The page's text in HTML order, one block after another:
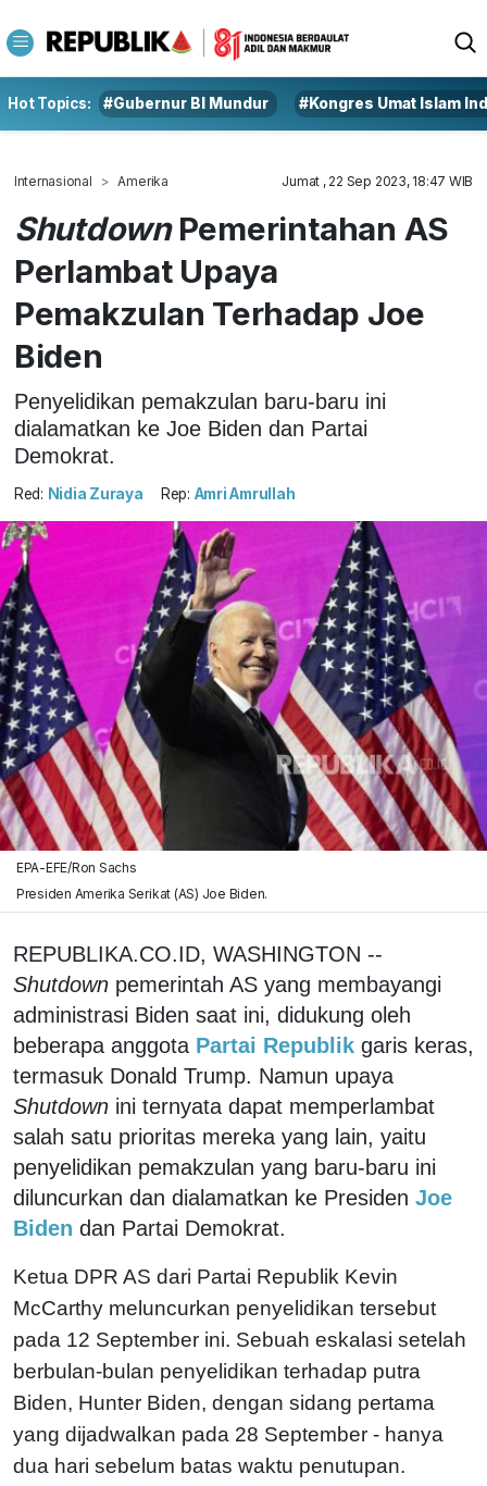
Hot Topics: #Gubernur BI Mundur #Kongres Umat Islam
Internasional Amerika Jumat , 22 Sep 2023, 18:47 WIB
ShutdownPemerintahan AS
Perlambat Upaya
Pemakzulan Terhadap Joe
Biden
Penyelidikan pemakzulan baru-baru ini
dialamatkan ke Joe Biden dan Partai
Demokrat.
Red: Nidia Zuraya Rep: Amri Amrullah
EPA-EFE/Ron Sachs
Presiden Amerika Serikat (AS) Joe Biden.
REPUBLIKA.CO.ID, WASHINGTON --
Shutdown pemerintah AS yang membayangi
administrasi Biden saat ini, didukung oleh
beberapa anggota Partai Republik garis keras,
termasuk Donald Trump. Namun upaya
Shutdown ini ternyata dapat memperlambat
salah satu prioritas mereka yang lain, yaitu
penyelidikan pemakzulan yang baru-baru ini
diluncurkan dan dialamatkan ke Presiden Joe
Biden dan Partai Demokrat.
Ketua DPR AS dari Partai Republik Kevin
McCarthy meluncurkan penyelidikan tersebut
pada 12 September ini. Sebuah eskalasi setelah
berbulan-bulan penyelidikan terhadap putra
Biden, Hunter Biden, dengan sidang pertama
yang dijadwalkan pada 28 September - hanya
dua hari sebelum batas waktu penutupan.